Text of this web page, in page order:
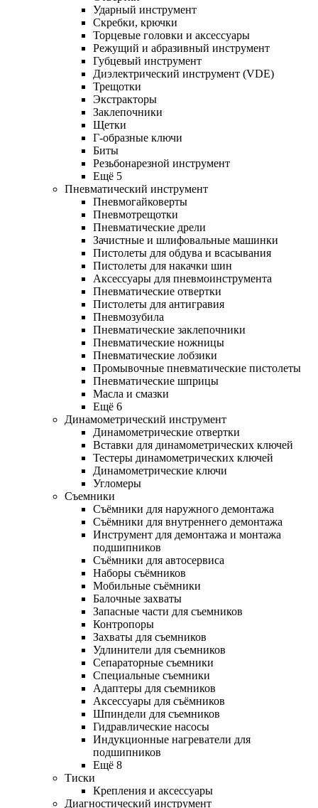
Ударный инструмент
Скребки, крючки
Торцевые головки и аксессуары
Режущий и абразивный инструмент
Губцевый инструмент
Диэлектрический инструмент (VDE)
Трещотки
Экстракторы
Заклепочники
Щетки
Г-образные ключи
Биты
Резьбонарезной инструмент
Ещё 5
Пневматический инструмент
Пневмогайковерты
Пневмотрещотки
Пневматические дрели
Зачистные и шлифовальные машинки
Пистолеты для обдува и всасывания
Пистолеты для накачки шин
Аксессуары для пневмоинструмента
Пневматические отвертки
Пистолеты для антигравия
Пневмозубила
Пневматические заклепочники
Пневматические ножницы
Пневматические лобзики
Промывочные пневматические пистолеты
Пневматические шприцы
Масла и смазки
Ещё 6
Динамометрический инструмент
Динамометрические отвертки
Вставки для динамометрических ключей
Тестеры динамометрических ключей
Динамометрические ключи
Угломеры
Съемники
Съёмники для наружного демонтажа
Съёмники для внутреннего демонтажа
Инструмент для демонтажа и монтажа
подшипников
Съёмники для автосервиса
Наборы съёмников
Мобильные съёмники
Балочные захваты
Запасные части для съемников
Контропоры
Захваты для съемников
Удлинители для съемников
Сепараторные съемники
Специальные съемники
Адаптеры для съемников
Аксессуары для съёмников
Шпиндели для съемников
Гидравлические насосы
Индукционные нагреватели для
подшипников
Ещё 8
Тиски
Крепления и аксессуары
Диагностический инструмент